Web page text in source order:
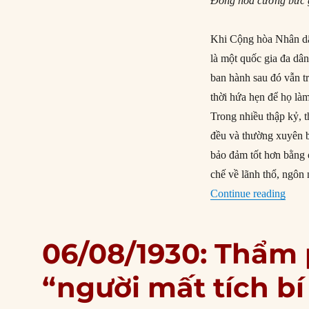
Khi Cộng hòa Nhân
là một quốc gia đa
ban hành sau đó vẫn
thời hứa hẹn để họ
Trong nhiều thập kỷ,
đều và thường xuyên
bảo đảm tốt hơn
chế về lãnh thổ,
Continue reading
06/08/1930:
“người mất tích